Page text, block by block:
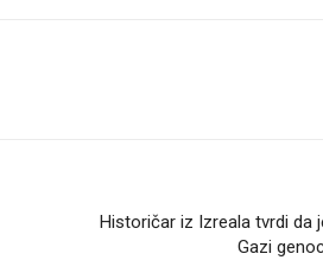
Historičar iz Izreala tvrdi da
Gazi